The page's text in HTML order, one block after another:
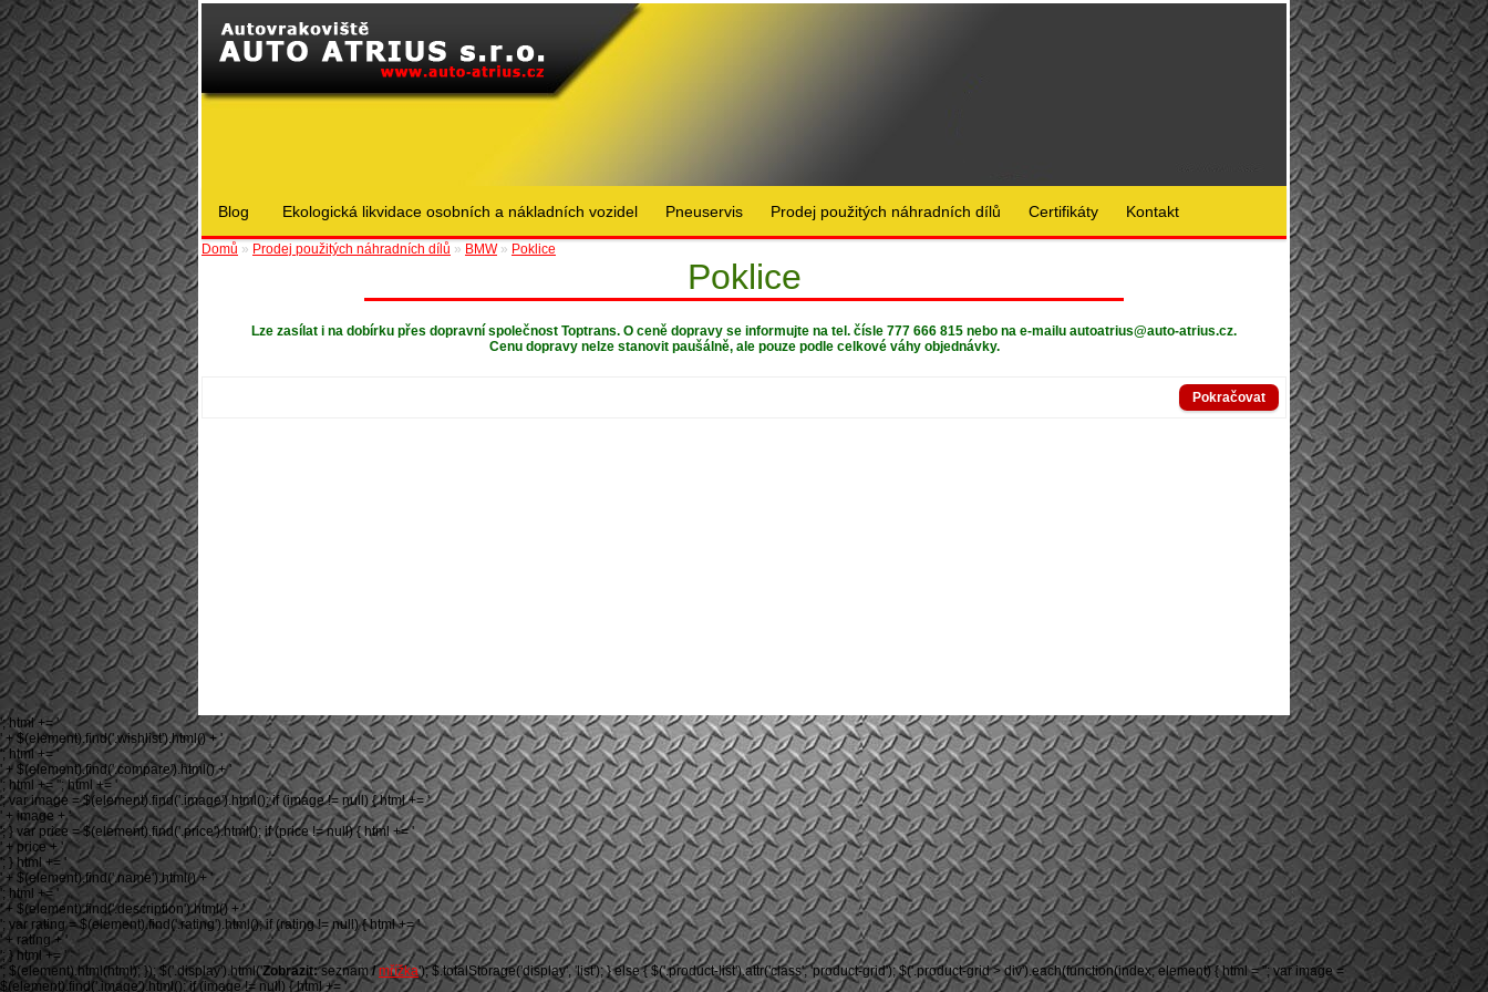
Blog Ekologická likvidace osobních a nákladních vozidel Pneuservis Prodej použitých náhradních dílů Certifikáty Kontakt
Domů » Prodej použitých náhradních dílů » BMW» Poklice
Poklice
Lze zasílat i na dobírku přes dopravní společnost Toptrans. O ceně dopravy se informujte na tel. čísle 777 666 815 nebo na e-mailu autoatrius@auto-atrius.cz.
Cenu dopravy nelze stanovit paušálně, ale pouze podle celkové váhy objednávky.
Pokračovat
'; html += '
' + $(element).find('.wishlist').html() + '
'; html += '
' + $(element).find('.compare').html() + '
'; html += ''; html += '
'; var image = $(element).find('.image').html(); if (image != null) { html += '
' + image + '
'; } var price = $(element).find('.price').html(); if (price != null) { html += '
' + price + '
'; } html += '
' + $(element).find('.name').html() + '
'; html += '
' + $(element).find('.description').html() + '
'; var rating = $(element).find('.rating').html(); if (rating != null) { html += '
' + rating + '
'; } html += '
'; $(element).html(html); }); $('.display').html('Zobrazit:seznam/ mřížka'); $.totalStorage('display', 'list'); } else { $('.product-list').attr('class', 'product-grid'); $('.product-grid > div').each(function(index, element) { html = ''; var image =
$(element).find('.image').html(); if (image != null) { html += '